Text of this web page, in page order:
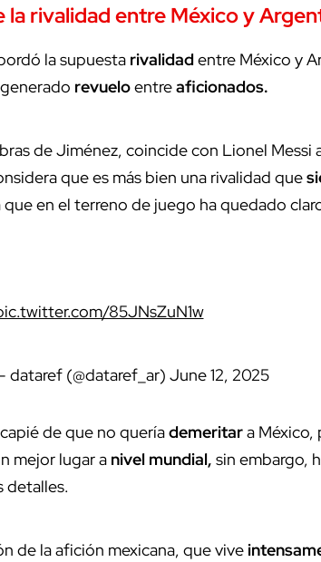
la rivalidad entre México y
la supuesta rivalidadentre México y
revueloentreaficionados.
de Jiménez, coincide con Lionel Messi
que es más bien una rivalidad que
en el terreno de juego ha quedado
85JNsZuN1w
dataref (@dataref_ar) June 12, 2025
de que no queríademeritara México,
mejor lugar a nivel mundial, sin embargo,
detalles.
de la afición mexicana, que vive